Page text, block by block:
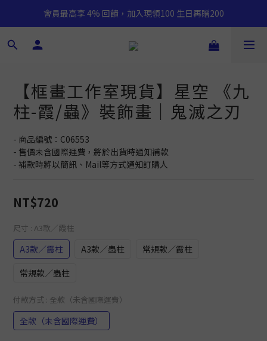
會員最高享 4% 回饋，加入現領100 生日再贈200
【框畫工作室現貨】星空 《九
柱-霞/蟲》裝飾畫｜鬼滅之刃
- 商品編號：C06553
- 售價未含國際運費，將於出貨時通知補款
- 補款時將以簡訊、Mail等方式通知訂購人
NT$720
尺寸 : A3款／霞柱
A3款／霞柱 A3款／蟲柱
常規款／霞柱
常規款／蟲柱
付款方式 : 全款（未含國際運費）
全款（未含國際運費）